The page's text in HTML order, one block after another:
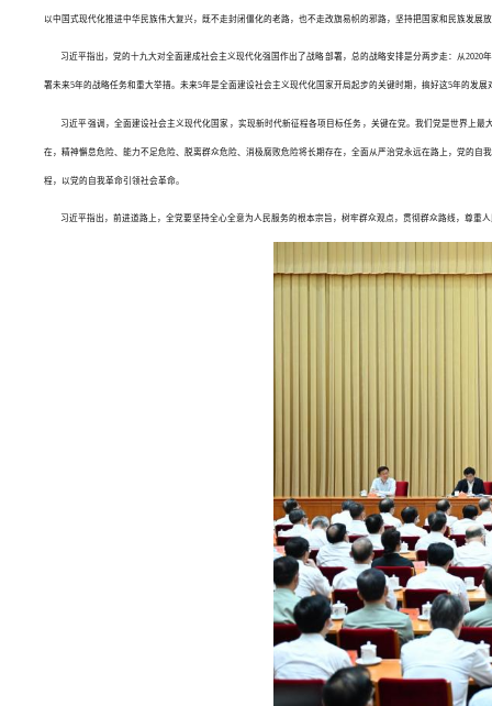
以中国式现代化推进中华民族伟大复兴，既不走封闭僵化的老路，也不走改旗易帜的邪路，坚持把国家和民族发展
习近平指出，党的十九大对全面建成社会主义现代化强国作出了战略部署，总的战略安排是分两步走：从
署未来5年的战略任务和重大举措。未来5年是全面建设社会主义现代化国家开局起步的关键时期，搞好这5年的发
习近平强调，全面建设社会主义现代化国家，实现新时代新征程各项目标任务，关键在党。我们党是世界上
在，精神懈怠危险、能力不足危险、脱离群众危险、消极腐败危险将长期存在，全面从严治党永远在路上，党的
程，以党的自我革命引领社会革命。
习近平指出，前进道路上，全党要坚持全心全意为人民服务的根本宗旨，树牢群众观点，贯彻群众路线，尊